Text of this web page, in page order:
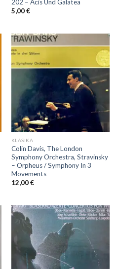
202 – Acis Und Galatea
5,00€
KLASIKA
Colin Davis, The London
Symphony Orchestra, Stravinsky
– Orpheus / Symphony In 3
Movements
12,00€